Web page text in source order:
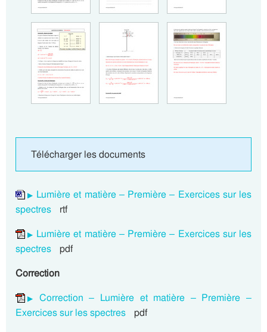
Télécharger les documents
Lumière et matière – Première – Exercices sur les
spectres rtf
Lumière et matière – Première – Exercices sur les
spectres pdf
Correction
Correction – Lumière et matière – Première –
Exercices sur les spectres pdf